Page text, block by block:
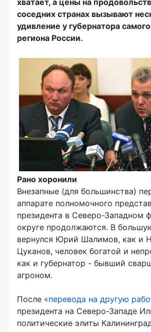
хватает, а цены на
соседних странах вызывают
удивление у губернатора
региона России.
Рано хоронили
Внезапные (для большинства)
аппарате полномочного
президента в Северо-Западном
округе продолжаются. В
вернулся Юрий Шалимов, как и
Цуканов, человек богатой и
как и губернатор - бывший
агроном.
После «перевода на другую
президента на Северо-Западе
политические элиты